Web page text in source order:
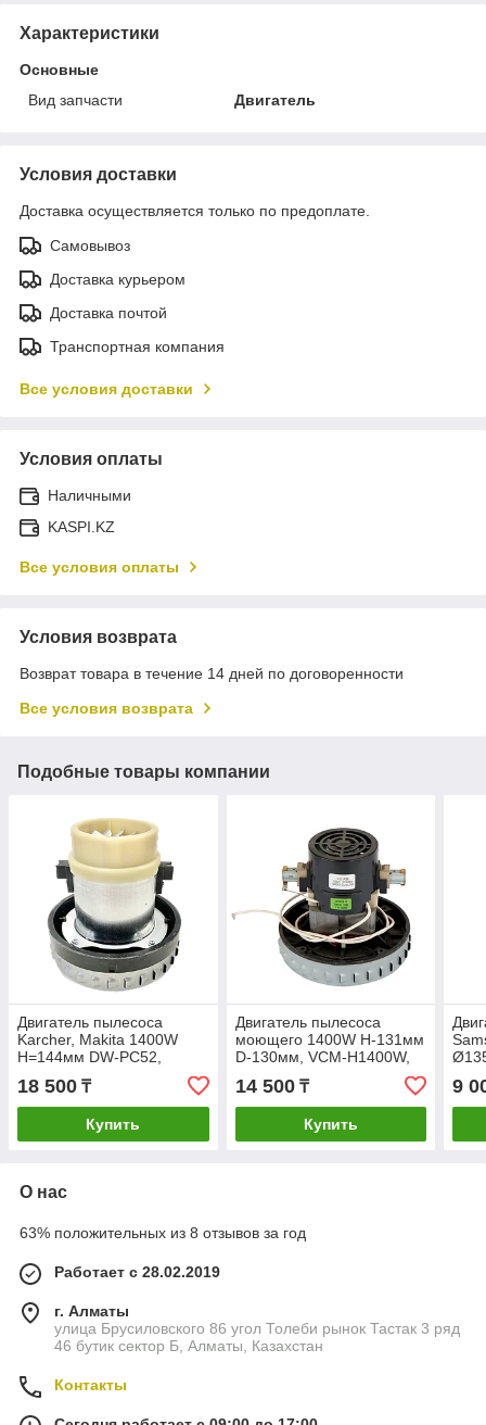
Характеристики
Основные
Вид запчасти
Двигатель
Условия доставки
Доставка осуществляется только по предоплате.
Самовывоз
Доставка курьером
Доставка почтой
Транспортная компания
Все условия доставки
Условия оплаты
Наличными
KASPI.KZ
Все условия оплаты
Условия возврата
Возврат товара в течение 14 дней по договоренности
Все условия возврата
Подобные товары компании
Двигатель пылесоса
Karcher, Makita 1400W
H=144мм DW-PC52,
VC070682UGW
18 500 ₸
Купить
Двигатель пылесоса
моющего 1400W H-131мм
D-130мм, VCM-H1400W,
11ME116, V2Z-P25
14 500₸
Купить
9
О нас
63% положительных из 8 отзывов за год
Работает с 28.02.2019
г. Алматы
улица Брусиловского 86 угол Толеби рынок Тастак 3 ряд
46 бутик сектор Б, Алматы, Казахстан
Контакты